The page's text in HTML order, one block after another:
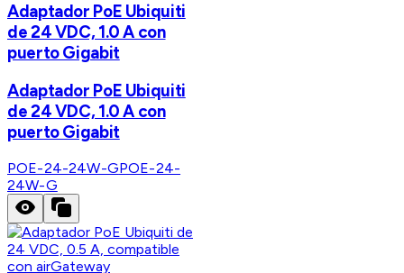
Adaptador PoE Ubiquiti
de 24 VDC, 1.0 A con
puerto Gigabit
Adaptador PoE Ubiquiti
de 24 VDC, 1.0 A con
puerto Gigabit
POE-24-24W-GPOE-24-
24W-G